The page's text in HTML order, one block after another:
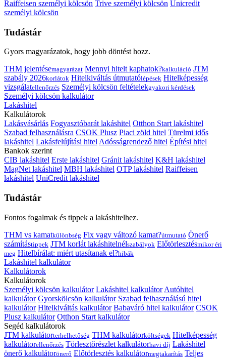
Raiffeisen személyi kölcsön Trive személyi kölcsön Unicredit
személyi kölcsön
Tudástár
Gyors magyarázatok, hogy jobb döntést hozz.
THM jelentésemagyarázat Mennyi hitelt kaphatok?kalkuláció JTM
szabály 2026korlátok Hitelkiváltás útmutatólépések Hitelképesség
vizsgálatellenőrzés Személyi kölcsön feltételekgyakori kérdések
Személyi kölcsön kalkulátor
Lakáshitel
Kalkulátorok
Lakásvásárlás Fogyasztóbarát lakáshitel Otthon Start lakáshitel
Szabad felhasználásra CSOK Plusz Piaci zöld hitel Türelmi idős
lakáshitel Lakásfelújítási hitelAdósságrendező hitel Építési hitel
Bankok szerint
CIB lakáshitel Erste lakáshitel Gránit lakáshitel K&H lakáshitel
MagNet lakáshitel MBH lakáshitel OTP lakáshitel Raiffeisen
lakáshitel UniCredit lakáshitel
Tudástár
Fontos fogalmak és tippek a lakáshitelhez.
THM vs kamatkülönbség Fix vagy változó kamat?útmutató Önerő
számítástippek JTM korlát lakáshitelnélszabályok Előtörlesztésmikor éri
meg Hitelbírálat: miért utasítanak el?hibák
Lakáshitel kalkulátor
Kalkulátorok
Kalkulátorok
Személyi kölcsön kalkulátor Lakáshitel kalkulátor Autóhitel
kalkulátor Gyorskölcsön kalkulátor Szabad felhasználású hitel
kalkulátor Hitelkiváltás kalkulátor Babaváró hitel kalkulátor CSOK
Plusz kalkulátor Otthon Start kalkulátor
Segéd kalkulátorok
JTM kalkulátorterhelhetőség THM kalkulátorköltségek Hitelképesség
kalkulátorellenőrzés Törlesztőrészlet kalkulátorhavi díj Lakáshitel
önerő kalkulátorönerő Előtörlesztés kalkulátormegtakarítás Teljes